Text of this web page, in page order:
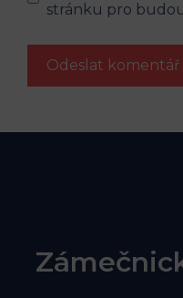
stránku pro